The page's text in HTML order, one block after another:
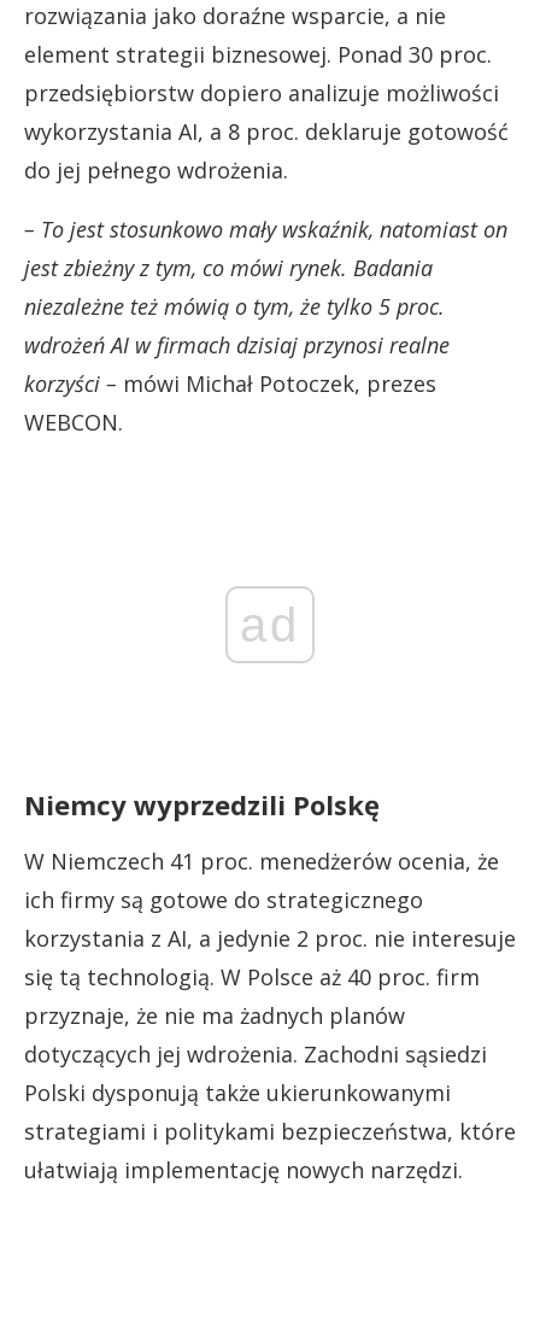
rozwiązania jako doraźne wsparcie, a nie
element strategii biznesowej. Ponad 30 proc.
przedsiębiorstw dopiero analizuje możliwości
wykorzystania AI, a 8 proc. deklaruje gotowość
do jej pełnego wdrożenia.
– To jest stosunkowo mały wskaźnik, natomiast on
jest zbieżny z tym, co mówi rynek. Badania
niezależne też mówią o tym, że tylko 5 proc.
wdrożeń AI w firmach dzisiaj przynosi realne
korzyści – mówi Michał Potoczek, prezes
WEBCON.
ad
Niemcy wyprzedzili Polskę
W Niemczech 41 proc. menedżerów ocenia, że
ich firmy są gotowe do strategicznego
korzystania z AI, a jedynie 2 proc. nie interesuje
się tą technologią. W Polsce aż 40 proc. firm
przyznaje, że nie ma żadnych planów
dotyczących jej wdrożenia. Zachodni sąsiedzi
Polski dysponują także ukierunkowanymi
strategiami i politykami bezpieczeństwa, które
ułatwiają implementację nowych narzędzi.